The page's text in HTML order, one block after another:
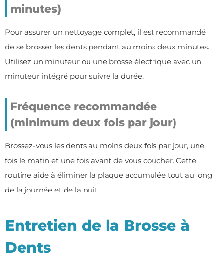
minutes)
Pour assurer un nettoyage complet, il est recommandé
de se brosser les dents pendant au moins deux minutes.
Utilisez un minuteur ou une brosse électrique avec un
minuteur intégré pour suivre la durée.
Fréquence recommandée
(minimum deux fois par jour)
Brossez-vous les dents au moins deux fois par jour, une
fois le matin et une fois avant de vous coucher. Cette
routine aide à éliminer la plaque accumulée tout au long
de la journée et de la nuit.
Entretien de la Brosse à
Dents